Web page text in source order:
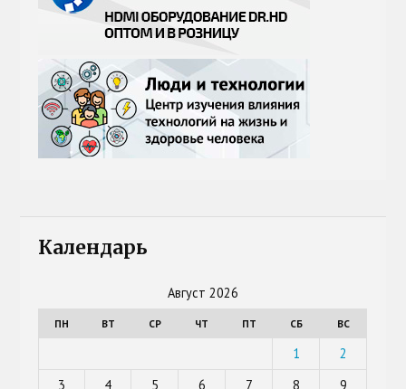
Календарь
Август 2026
ПН ВТ СР ЧТ ПТ СБ ВС
1
2
3
4 5 6 7 8
9